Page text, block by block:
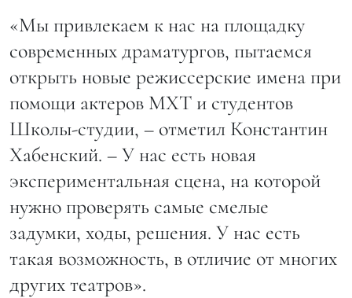
«Мы привлекаем к нас на площадку
современных драматургов, пытаемся
открыть новые режиссерские имена при
помощи актеров МХТ и студентов
Школы-студии, – отметил Константин
Хабенский. – У нас есть новая
экспериментальная сцена, на которой
нужно проверять самые смелые
задумки, ходы, решения. У нас есть
такая возможность, в отличие от многих
других театров».